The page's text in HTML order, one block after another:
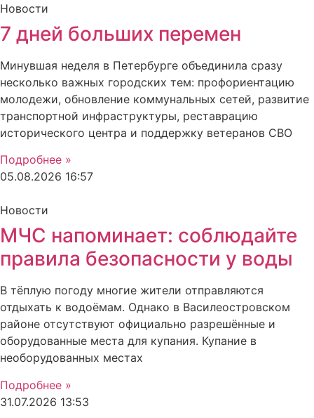
Новости
7 дней больших перемен
Минувшая неделя в Петербурге объединила сразу
несколько важных городских тем: профориентацию
молодежи, обновление коммунальных сетей, развитие
транспортной инфраструктуры, реставрацию
исторического центра и поддержку ветеранов СВО
Подробнее »
05.08.2026 16:57
Новости
МЧС напоминает: соблюдайте
правила безопасности у воды
В тёплую погоду многие жители отправляются
отдыхать к водоёмам. Однако в Василеостровском
районе отсутствуют официально разрешённые и
оборудованные места для купания. Купание в
необорудованных местах
Подробнее »
31.07.2026 13:53